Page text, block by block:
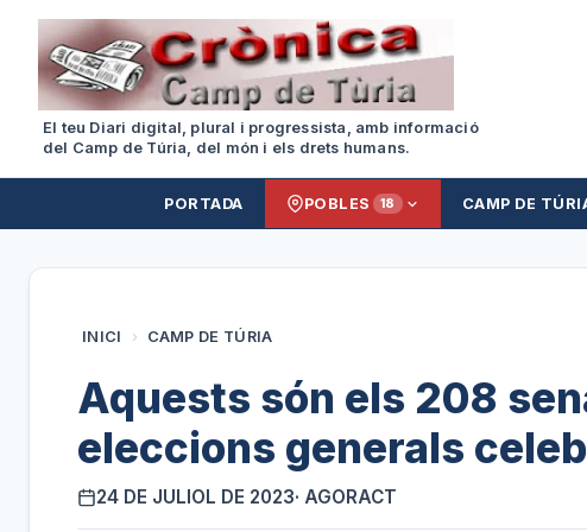
El teu Diari digital, plural i progressista, amb informació
del Camp de Túria, del món i els drets humans.
PORTADA POBLES 18 CAMP DE
INICI › CAMP DE TÚRIA
Aquests són els 208
eleccions generals
24 DE JULIOL DE 2023· AGORACT